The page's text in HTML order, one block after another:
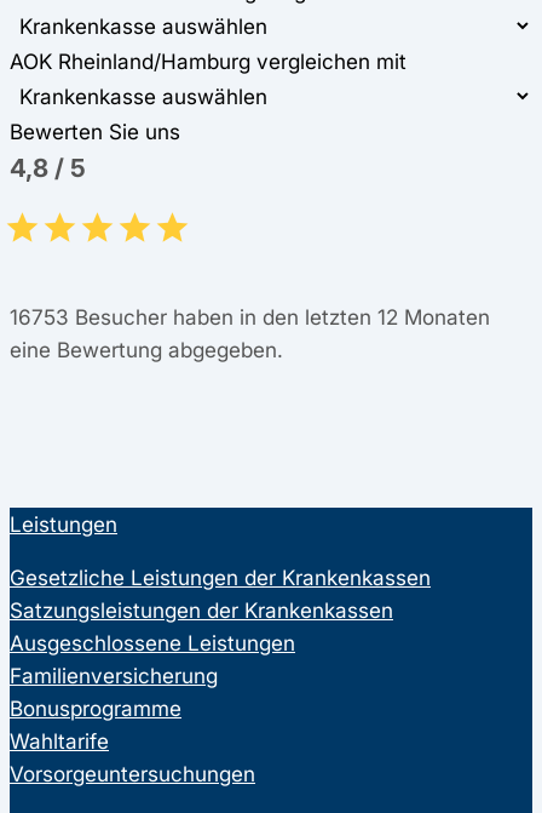
AOK Rheinland/Hamburg vergleichen mit
Bewerten Sie uns
4,8 / 5
16753 Besucher haben in den letzten 12 Monaten
eine Bewertung abgegeben.
Leistungen
Gesetzliche Leistungen der Krankenkassen
Satzungsleistungen der Krankenkassen
Ausgeschlossene Leistungen
Familienversicherung
Bonusprogramme
Wahltarife
Vorsorgeuntersuchungen